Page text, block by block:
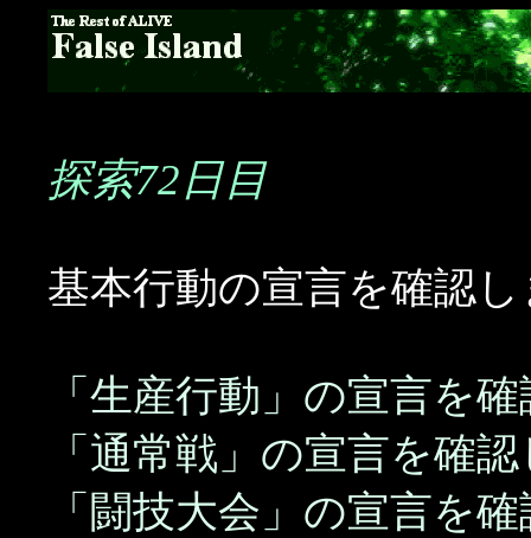
探索72日目
基本行動の宣言を確認
「生産行動」の宣言を
「通常戦」の宣言を確
「闘技大会」の宣言を